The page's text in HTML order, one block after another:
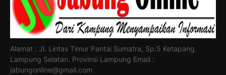
Alamat : Jl. Lintas Timur Pantai Sumatra, Sp.5 Ketapang.
Lampung Selatan. Provinsi Lampung Email :
jabungonline@gmail.com